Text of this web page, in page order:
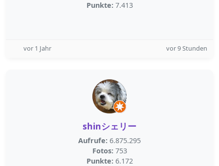
Punkte: 7.413
vor 1 Jahr vor 9 Stunden
shinシェリー
Aufrufe: 6.875.295
Fotos: 753
Punkte: 6.172